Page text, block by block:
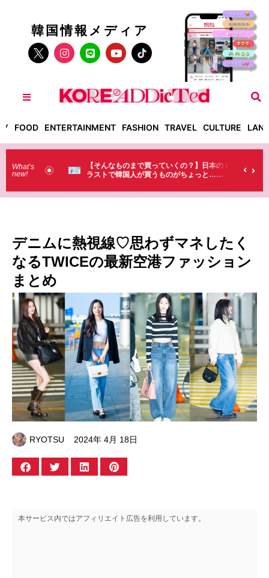
韓国情報メディア
FOOD ENTERTAINMENT FASHION TRAVEL CULTURE
What’s
new!
！】お土
（笑）
【そんなものまで買っていくの？】日本のド
ラストで韓国人が買うものがちょっと…
デニムに熱視線♡思わずマネしたく
なるTWICEの最新空港ファッション
まとめ
RYOTSU 2024年 4月 18日
本サービス内ではアフィリエイト広告を利用しています。